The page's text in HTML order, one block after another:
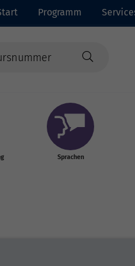
Programm
Sprachen